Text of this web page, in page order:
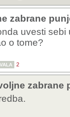
zabrane
uvesti
o tome?
2